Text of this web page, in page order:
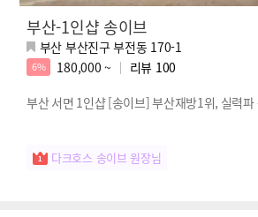
부산-1인샵 송이브
부산 부산진구 부전동 170-1
6% 180,000 ~ 리뷰 100
부산 서면 1인샵 [송이브] 부산재방1위, 실력
다크호스 송이브 원장님